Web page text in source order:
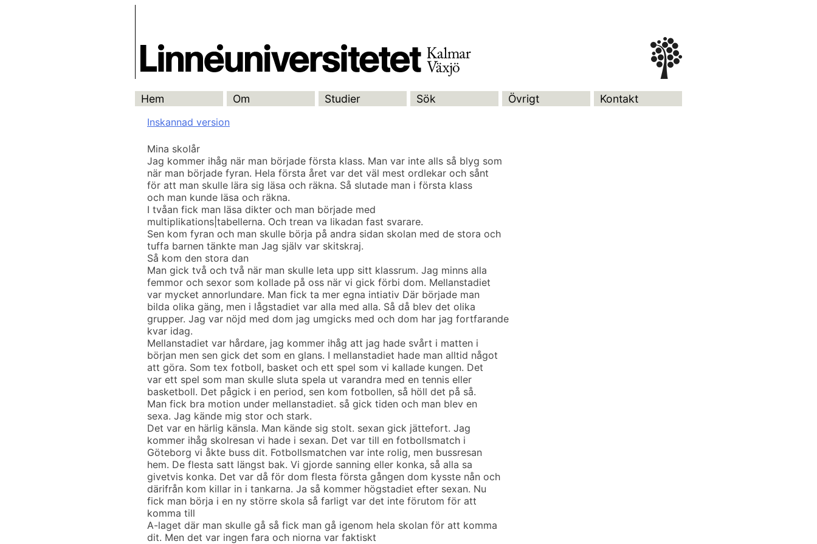
Hem Om Studier Sök Övrigt Kontakt
Inskannad version
Mina skolår
Jag kommer ihåg när man började första klass. Man var inte alls så blyg som
när man började fyran. Hela första året var det väl mest ordlekar och sånt
för att man skulle lära sig läsa och räkna. Så slutade man i första klass
och man kunde läsa och räkna.
I tvåan fick man läsa dikter och man började med
multiplikations|tabellerna. Och trean va likadan fast svarare.
Sen kom fyran och man skulle börja på andra sidan skolan med de stora och
tuffa barnen tänkte man Jag själv var skitskraj.
Så kom den stora dan
Man gick två och två när man skulle leta upp sitt klassrum. Jag minns alla
femmor och sexor som kollade på oss när vi gick förbi dom. Mellanstadiet
var mycket annorlundare. Man fick ta mer egna intiativ Där började man
bilda olika gäng, men i lågstadiet var alla med alla. Så då blev det olika
grupper. Jag var nöjd med dom jag umgicks med och dom har jag fortfarande
kvar idag.
Mellanstadiet var hårdare, jag kommer ihåg att jag hade svårt i matten i
början men sen gick det som en glans. I mellanstadiet hade man alltid något
att göra. Som tex fotboll, basket och ett spel som vi kallade kungen. Det
var ett spel som man skulle sluta spela ut varandra med en tennis eller
basketboll. Det pågick i en period, sen kom fotbollen, så höll det på så.
Man fick bra motion under mellanstadiet. så gick tiden och man blev en
sexa. Jag kände mig stor och stark.
Det var en härlig känsla. Man kände sig stolt. sexan gick jättefort. Jag
kommer ihåg skolresan vi hade i sexan. Det var till en fotbollsmatch i
Göteborg vi åkte buss dit. Fotbollsmatchen var inte rolig, men bussresan
hem. De flesta satt längst bak. Vi gjorde sanning eller konka, så alla sa
givetvis konka. Det var då för dom flesta första gången dom kysste nån och
därifrån kom killar in i tankarna. Ja så kommer högstadiet efter sexan. Nu
fick man börja i en ny större skola så farligt var det inte förutom för att
komma till
A-laget där man skulle gå så fick man gå igenom hela skolan för att komma
dit. Men det var ingen fara och niorna var faktiskt